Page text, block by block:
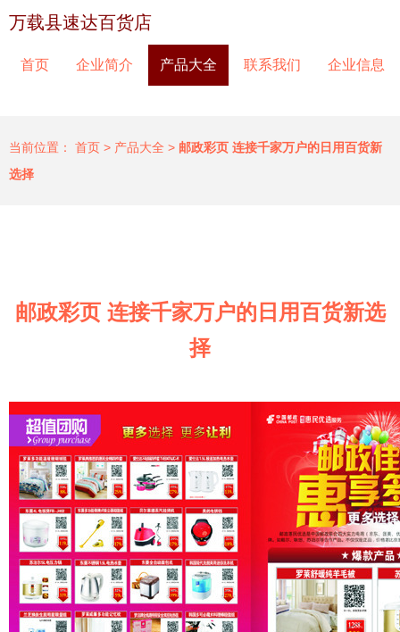
万载县速达百货店
首页 企业简介 产品大全 联系我们 企业信息
当前位置： 首页 > 产品大全 > 邮政彩页 连接千家万户的日用百货新
选择
邮政彩页 连接千家万户的日用百货新选
择